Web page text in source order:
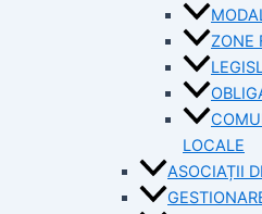
ZONE
LOCALE
ASOCIAȚII